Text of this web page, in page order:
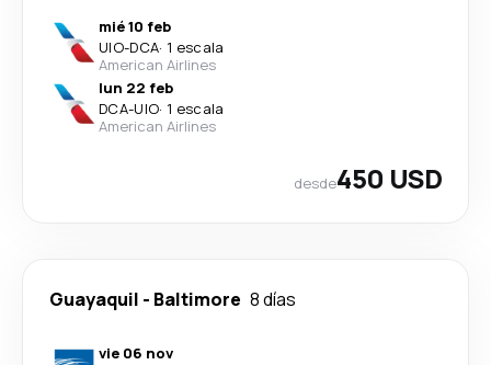
mié 10 feb
UIO-DCA· 1 escala
American Airlines
lun 22 feb
DCA-UIO· 1 escala
American Airlines
desde450 USD
Guayaquil - Baltimore 8 días
vie 06 nov